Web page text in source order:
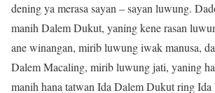
dening ya merasa sayan – sayan luwung.
manih Dalem Dukut, yaning kene rasan
ane winangan, mirib luwung iwak manusa,
Dalem Macaling, mirib luwung jati, yaning
manih hana tatwan Ida Dalem Dukut ring